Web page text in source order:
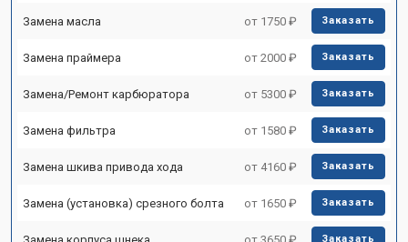
Замена масла от 1750 ₽ Заказать
Замена праймера от 2000 ₽ Заказать
Замена/Pемонт карбюратора от 5300 ₽ Заказать
Замена фильтра от 1580 ₽ Заказать
Замена шкива привода хода от 4160 ₽ Заказать
Замена (установка) срезного болта от 1650 ₽ Заказать
Замена корпуса шнека от 3650 ₽ Заказать